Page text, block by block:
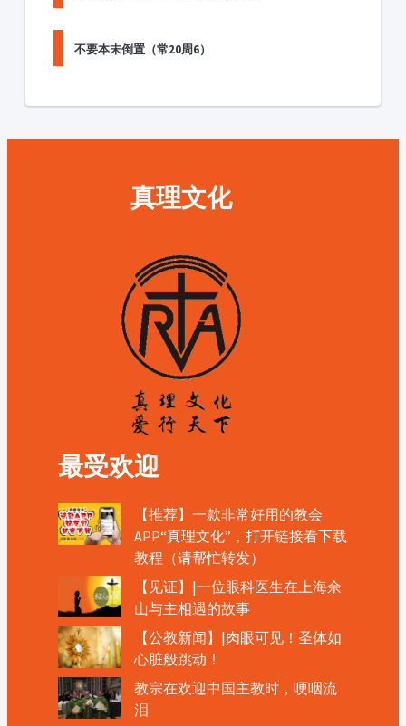
不要本末倒置（常20周6）
真理文化
最受欢迎
【推荐】一款非常好用的教会
APP“真理文化”，打开链接看下载
教程（请帮忙转发）
【见证】|一位眼科医生在上海佘
山与主相遇的故事
【公教新闻】|肉眼可见！圣体如
心脏般跳动！
教宗在欢迎中国主教时，哽咽流
泪